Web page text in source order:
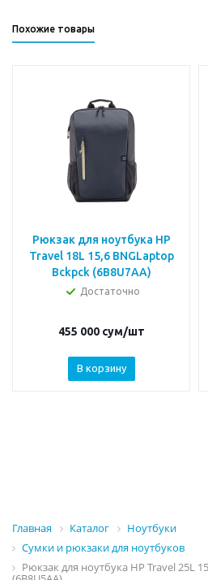
Похожие товары
Рюкзак для ноутбука HP
Travel 18L 15,6 BNGLaptop
Bckpck (6B8U7AA)
Достаточно
455 000 сум/шт
В корзину
Главная Каталог
Ноутбуки
Сумки и рюкзаки для ноутбуков
Рюкзак для ноутбука HP Travel 25L